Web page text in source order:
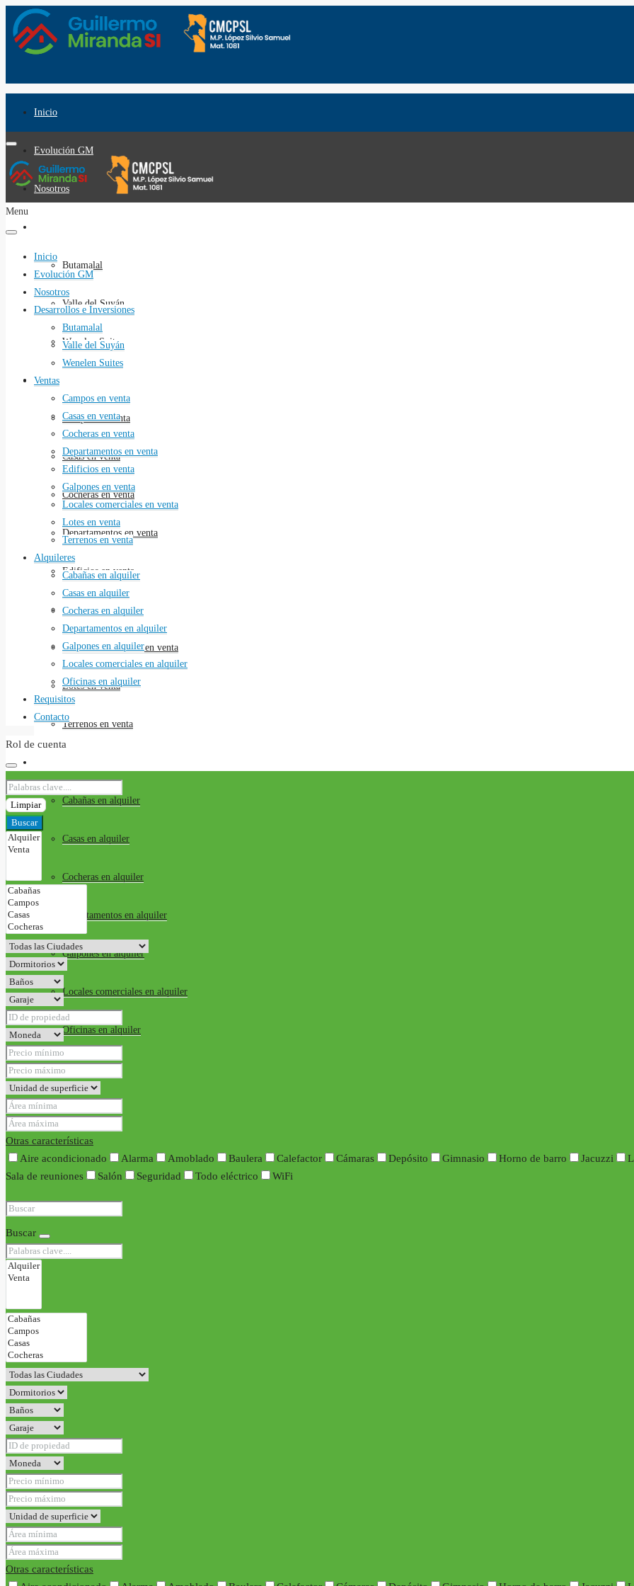
Inicio
Evolución GM
Nosotros
Butamalal
Valle del Suyán
Wenelen Suites
Ventas
Campos en venta
Casas en venta
Cocheras en venta
Departamentos en venta
Edificios en venta
Galpones en venta
Locales comerciales en venta
Lotes en venta
Terrenos en venta
Cabañas en alquiler
Casas en alquiler
Cocheras en alquiler
Departamentos en alquiler
Galpones en alquiler
Locales comerciales en alquiler
Oficinas en alquiler
Requisitos
Contacto
Menu
Inicio
Evolución GM
Nosotros
Desarrollos e Inversiones
Butamalal
Valle del Suyán
Wenelen Suites
Ventas
Campos en venta
Casas en venta
Cocheras en venta
Departamentos en venta
Edificios en venta
Galpones en venta
Locales comerciales en venta
Lotes en venta
Terrenos en venta
Alquileres
Cabañas en alquiler
Casas en alquiler
Cocheras en alquiler
Departamentos en alquiler
Galpones en alquiler
Locales comerciales en alquiler
Oficinas en alquiler
Requisitos
Contacto
Rol de cuenta
Limpiar
Buscar
Otras características
Aire acondicionado
Alarma Amoblado Baulera Calefactor Cámaras Depósito Gimnasio Horno de barro Jacuzzi
Sala de reuniones
Salón Seguridad Todo eléctrico WiFi
Buscar
Otras características